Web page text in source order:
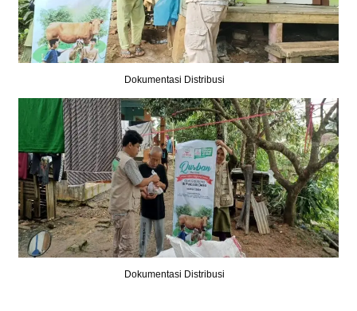
Dokumentasi Distribusi
Dokumentasi Distribusi